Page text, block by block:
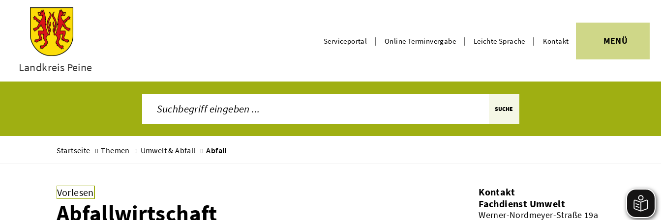
Landkreis Peine
Serviceportal | Online Terminvergabe | Leichte Sprache | Kontakt MENÜ
SUCHE
Startseite Themen Umwelt & Abfall Abfall
Vorlesen
Abfallwirtschaft
Kontakt
Fachdienst Umwelt
Werner-Nordmeyer-Straße 19a